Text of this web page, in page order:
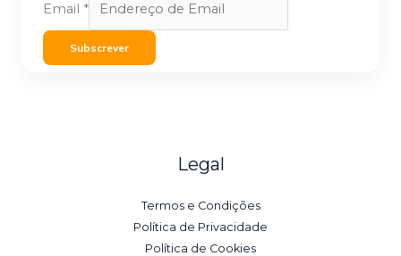
Email *
Subscrever
Legal
Termos e Condições
Política de Privacidade
Política de Cookies